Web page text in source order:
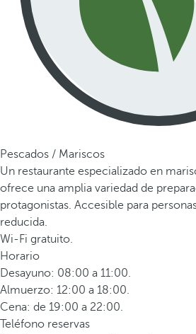
Pescados / Mariscos
Un restaurante especializado en
ofrece una amplia variedad de
protagonistas. Accesible para
reducida.
Wi-Fi gratuito.
Horario
Desayuno: 08:00 a 11:00.
Almuerzo: 12:00 a 18:00.
Cena: de 19:00 a 22:00.
Teléfono reservas